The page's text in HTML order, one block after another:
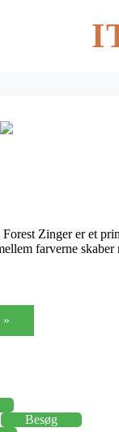
Zinger er et
farverne
»
Besøg